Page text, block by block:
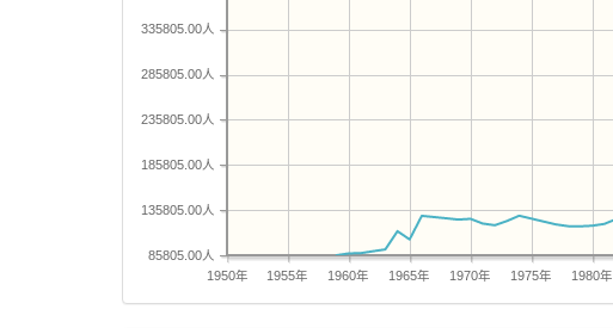
1950年 1955年 1960年 1965年 1970年 1975年 1980年
85805.00人
135805.00人
185805.00人
235805.00人
285805.00人
335805.00人